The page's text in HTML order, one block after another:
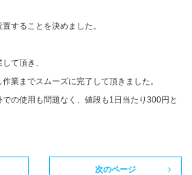
その他ご案内
することを決めました。
て頂き、
業までスムーズに完了して頂きました。
の使用も問題なく、値段も1日当たり300円と
次のページ